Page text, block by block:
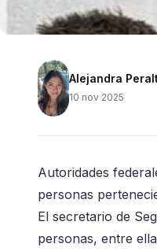
Alejandra
10 nov 2025
Autoridades
personas
El secretario de
personas, entre